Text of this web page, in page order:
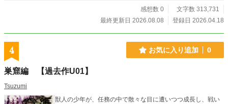
感想数 0
文字数 313,731
最終更新日 2026.08.08
登録日 2026.04.18
4 お気に入り追加 0
巣窟編 【過去作U01】
Tsuzumi
獣人の少年が、任務の中で散々な目に遭いつつ成長し、戦い